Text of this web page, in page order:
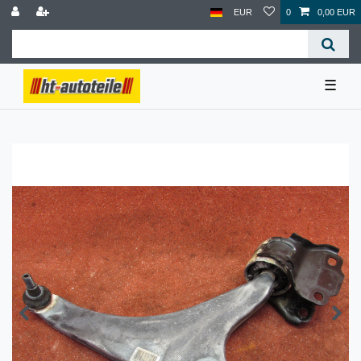
EUR 0 0,00 EUR
☰